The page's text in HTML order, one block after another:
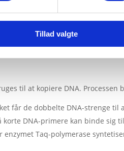
Tillad valgte
til at kopiere DNA. Processen
får de dobbelte DNA-strenge
korte DNA-primere kan binde sig
enzymet Taq-polymerase